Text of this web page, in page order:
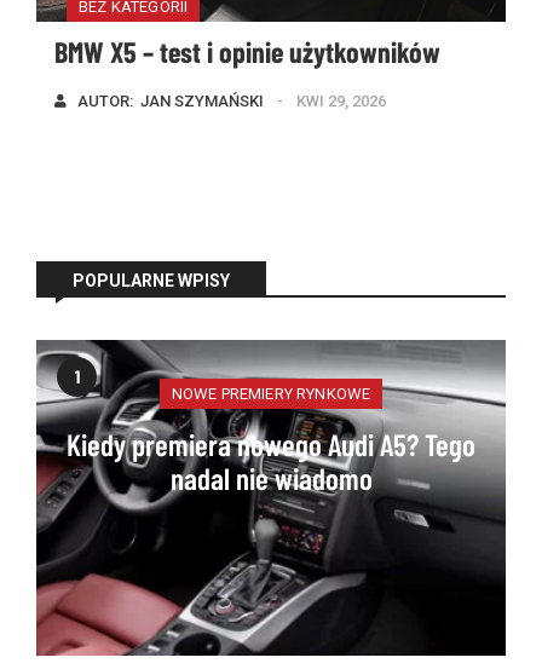
BEZ KATEGORII
BMW X5 – test i opinie użytkowników
AUTOR: JAN SZYMAŃSKI KWI 29, 2026
POPULARNE WPISY
1
NOWE PREMIERY RYNKOWE
Kiedy premiera nowego Audi A5? Tego
nadal nie wiadomo